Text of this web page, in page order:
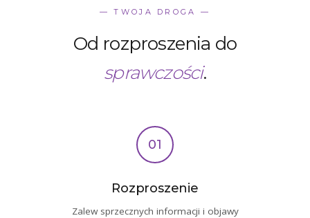
— TWOJA DROGA —
Od rozproszenia do
sprawczości.
01
Rozproszenie
Zalew sprzecznych informacji i objawy